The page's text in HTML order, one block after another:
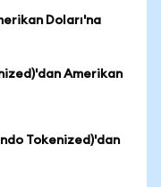
Doları'na
Amerikan
Tokenized)'dan